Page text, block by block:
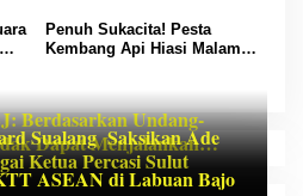
Penuh Sukacita! Pesta
Kembang Api Hiasi Malam
Terima Kasih
Berdasarkan Undang-
Dapat Menjalankan
Sualang Saksikan Ade
Ketua Percasi Sulut
ASEAN di Labuan Bajo